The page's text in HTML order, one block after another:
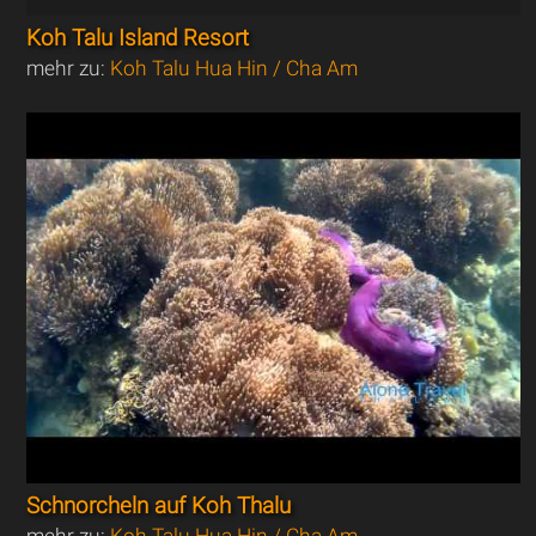
Koh Talu Island Resort
mehr zu: Koh Talu Hua Hin / Cha Am
Schnorcheln auf Koh Thalu